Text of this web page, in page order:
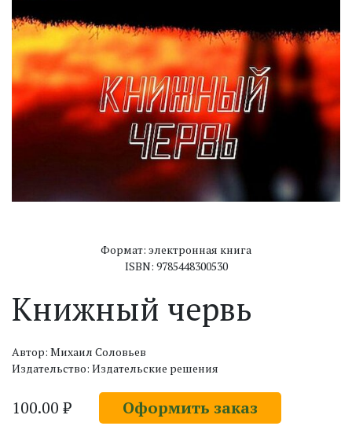
Формат: электронная книга
ISBN: 9785448300530
Книжный червь
Автор: Михаил Соловьев
Издательство: Издательские решения
100.00 ₽ Оформить заказ